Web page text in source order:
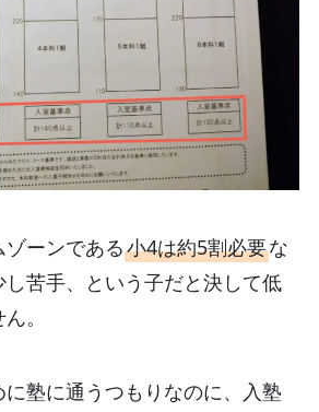
ーンである小4は約5割必要な
苦手、という子だと決して低
。
塾に通うつもりなのに、入塾